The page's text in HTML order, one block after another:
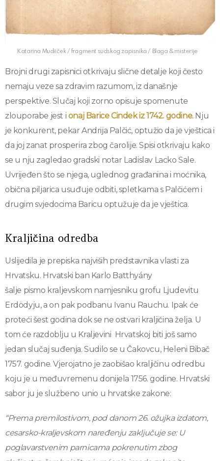
Katarina Mudiiček / fragment sudskog zapisnika / Blaga & misterije
Brojni drugi zapisnici otkrivaju slične detalje koji često
nemaju veze sa zdravim razumom, iz današnje
perspektive. Slučaj koji zorno opisuje spomenute
zlouporabe jest i onaj Barice Cindek iz 1742. godine.Nju
je konkurent, pekar Andrija Palčić, optužio da je vještica i
da joj zanat prosperira zbog čarolije. Spisi otkrivaju kako
se u nju zagledao gradski notar Ladislav Lacko Sale.
Uvrijeđen što se njega, uglednog građanina i moćnika,
obična piljarica usuđuje odbiti, spletkama s Palčićem i
drugim svjedocima Baricu optužuje da je vještica.
Kraljičina odredba
Uslijedila je prepiska najviših predstavnika vlasti za
Hrvatsku. Hrvatski ban Karlo Batthyány
šalje pismo kraljevskom namjesniku grofu Ljudevitu
Erdödyju, a on pak podbanu Ivanu Rauchu. Ipak će
proteći šest godina dok se ne ostvari kraljičina želja. U
tom će razdoblju u Kraljevini Hrvatskoj biti još samo
jedan slučaj suđenja. Sudilo se u Čakovcu, Heleni Bibač
1757. godine. Vjerojatno je zaobišao kraljičinu odredbu
koju je u međuvremenu donijela 1756. godine. Hrvatski
sabor ju je službeno unio u hrvatske zakone:
“Prema premilostivom, pod danom 26. ožujka izdatom,
cesarsko-kraljevskom naređenju zaključuje se: U
poglavarstvenim parnicama pokrenutim zbog